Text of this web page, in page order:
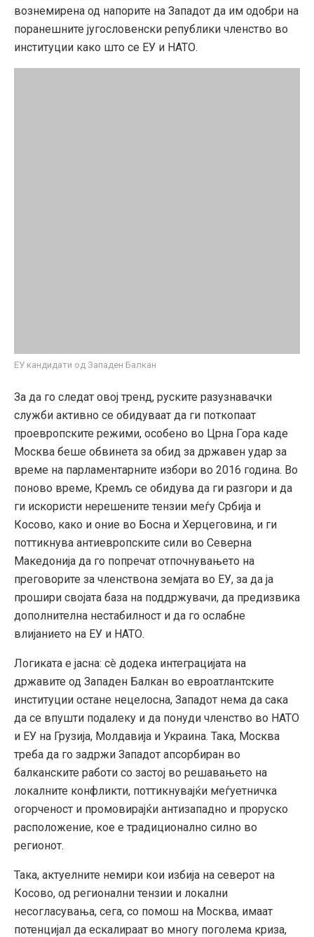
вознемирена од напорите на Западот да им одобри на
поранешните југословенски републики членство во
институции како што се ЕУ и НАТО.
ЕУ кандидати од Западен Балкан
За да го следат овој тренд, руските разузнавачки
служби активно се обидуваат да ги поткопаат
проевропските режими, особено во Црна Гора каде
Москва беше обвинета за обид за државен удар за
време на парламентарните избори во 2016 година. Во
поново време, Кремљ се обидува да ги разгори и да
ги искористи нерешените тензии меѓу Србија и
Косово, како и оние во Босна и Херцеговина, и ги
поттикнува антиевропските сили во Северна
Македонија да го попречат отпочнувањето на
преговорите за членствона земјата во ЕУ, за да ја
прошири својата база на поддржувачи, да предизвика
дополнителна нестабилност и да го ослабне
влијанието на ЕУ и НАТО.
Логиката е јасна: сè додека интеграцијата на
државите од Западен Балкан во евроатлантските
институции остане нецелосна, Западот нема да сака
да се впушти подалеку и да понуди членство во НАТО
и ЕУ на Грузија, Молдавија и Украина. Така, Москва
треба да го задржи Западот апсорбиран во
балканските работи со застој во решавањето на
локалните конфликти, поттикнувајќи меѓуетничка
огорченост и промовирајќи антизападно и проруско
расположение, кое е традиционално силно во
регионот.
Така, актуелните немири кои избија на северот на
Косово, од регионални тензии и локални
несогласувања, сега, со помош на Москва, имаат
потенцијал да ескалираат во многу поголема криза,